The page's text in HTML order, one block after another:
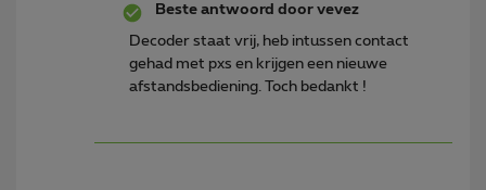
Beste antwoord door vevez
Decoder staat vrij, heb intussen contact
gehad met pxs en krijgen een nieuwe
afstandsbediening. Toch bedankt !